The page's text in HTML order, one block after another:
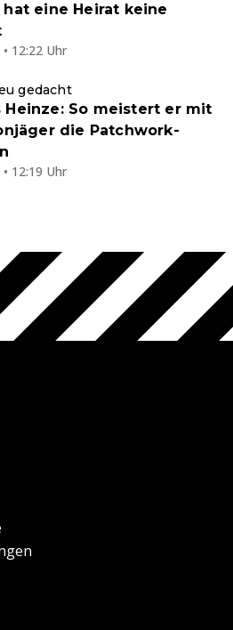
hat eine Heirat keine
12:22 Uhr
gedacht
Heinze: So meistert er mit
die Patchwork-
12:19 Uhr